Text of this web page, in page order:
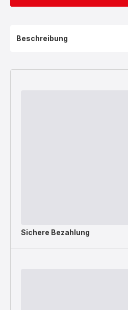
Beschreibung
Sichere Bezahlung